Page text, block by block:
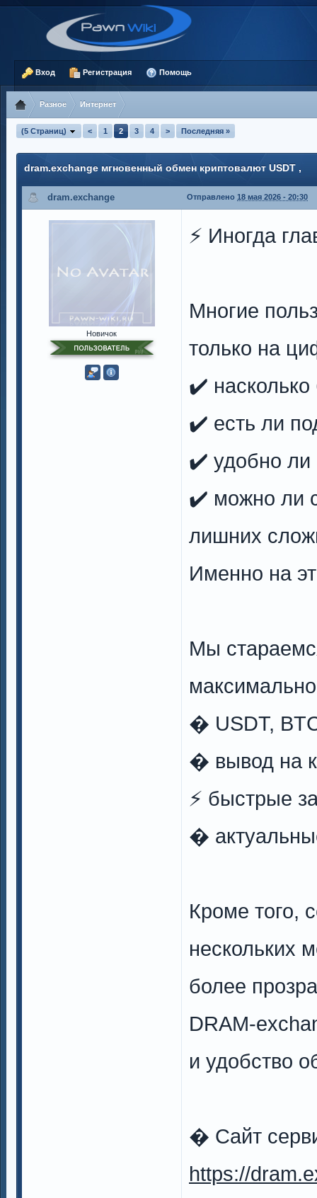
Вход Регистрация Помощь
Разное Интернет
(5 Страниц) < 1 2 3 4 > Последняя »
dram.exchange мгновенный обмен криптовалют USDT ,
dram.exchange Отправлено 18 мая 2026 - 20:30
Новичок
⚡️ Иногда
Многие
только на
✔️ насколько
✔️ есть ли
✔️ удобно ли
✔️ можно ли
лишних
Именно на
Мы
� USDT,
� вывод на
⚡️ быстрые
�
Кроме того,
нескольких
более
DRAM-
и удобство
� Сайт
https://